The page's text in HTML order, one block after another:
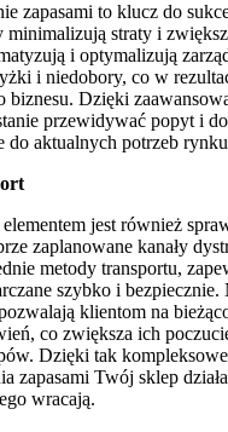
zapasami to klucz do
minimalizują straty i
i optymalizują
i niedobory, co w
biznesu. Dzięki
przewidywać popyt i
do aktualnych potrzeb
jest również
zaplanowane kanały
metody transportu,
szybko i bezpiecznie.
klientom na
co zwiększa ich
Dzięki tak
zapasami Twój sklep
wracają.